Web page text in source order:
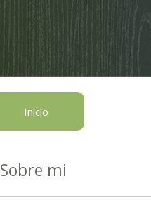
Inicio
Sobre mi